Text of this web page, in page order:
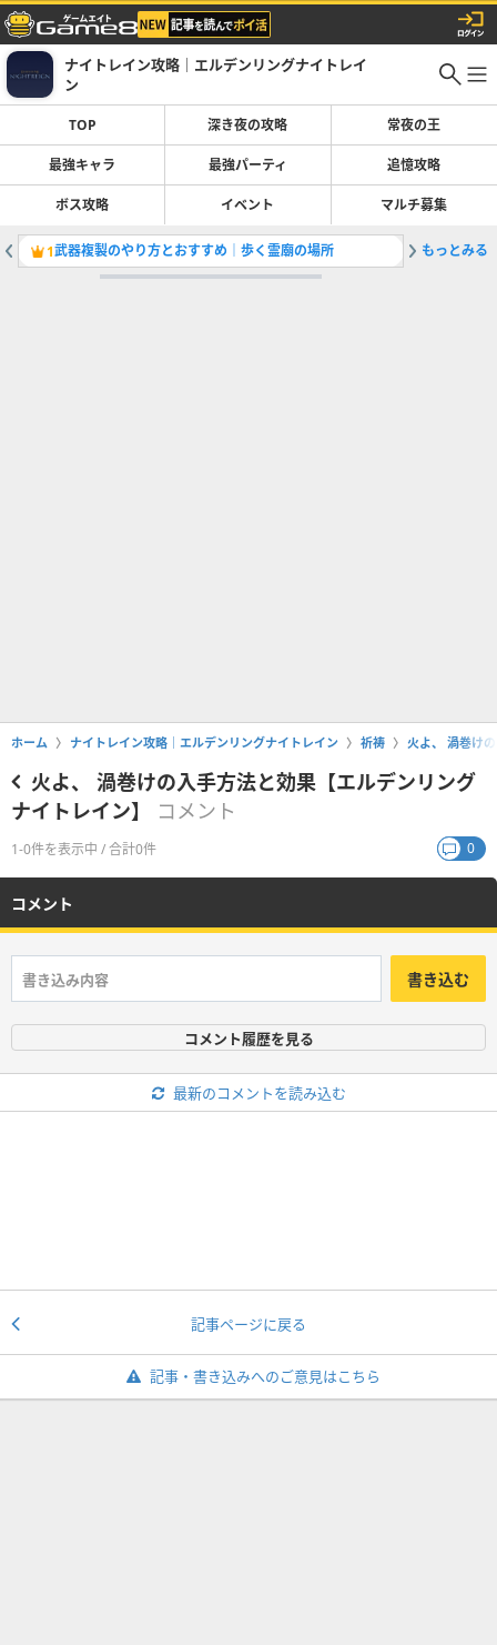
ナイトレイン攻略｜エルデンリングナイトレイ
ン
TOP 深き夜の攻略 常夜の王
最強キャラ 最強パーティ 追憶攻略
ボス攻略 イベント マルチ募集
1武器複製のやり方とおすすめ｜歩く霊廟の場所 2遺物儀
もっとみる
ホーム ナイトレイン攻略｜エルデンリングナイトレイン 祈祷 火よ、 渦巻け
火よ、 渦巻けの入手方法と効果【エルデンリング
ナイトレイン】
コメント
1-0件を表示中 / 合計0件 0
コメント
書き込む
コメント履歴を見る
最新のコメントを読み込む
記事ページに戻る
記事・書き込みへのご意見はこちら